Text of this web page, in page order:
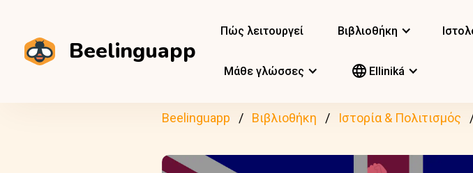
Beelinguapp
Πώς λειτουργεί Βιβλιοθήκη
Μάθε γλώσσες Elliniká
Beelinguapp Βιβλιοθήκη Ιστορία & Πολιτισμός